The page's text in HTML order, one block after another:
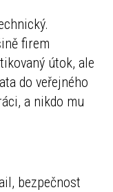
firem
útok, ale
do veřejného
a nikdo mu
bezpečnost